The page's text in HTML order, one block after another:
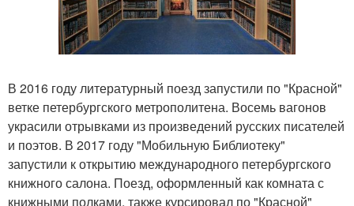
В 2016 году литературный поезд запустили по "Красной"
ветке петербургского метрополитена. Восемь вагонов
украсили отрывками из произведений русских писателей
и поэтов. В 2017 году "Мобильную Библиотеку"
запустили к открытию международного петербургского
книжного салона. Поезд, оформленный как комната с
книжными полками, также курсировал по "Красной"